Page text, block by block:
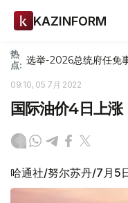
KAZINFORM
热
点: 选举-2026总统府任免
09:10, 05 7月 2022
国际油价4日上涨
哈通社/努尔苏丹/7月5